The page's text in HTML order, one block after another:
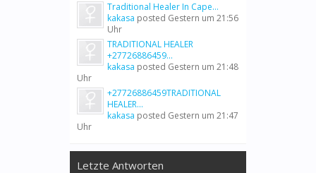
Traditional Healer In Cape...
kakasa posted Gestern um 21:56
Uhr
TRADITIONAL HEALER
+27726886459...
kakasa posted Gestern um 21:48
Uhr
+27726886459TRADITIONAL
HEALER...
kakasa posted Gestern um 21:47
Uhr
Letzte Antworten